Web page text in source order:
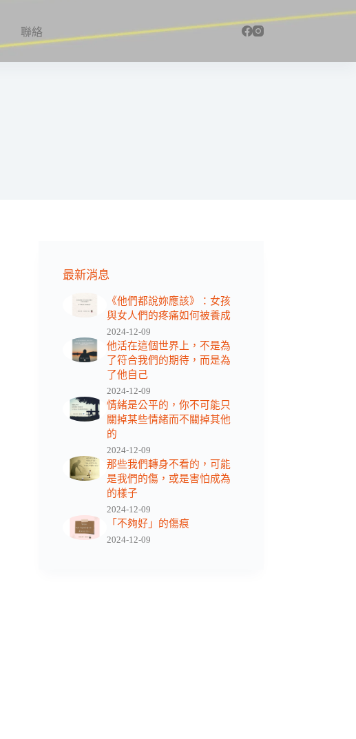
聯絡
最新消息
《他們都說妳應該》：女孩
與女人們的疼痛如何被養成
2024-12-09
他活在這個世界上，不是為
了符合我們的期待，而是為
了他自己
2024-12-09
情緒是公平的，你不可能只
關掉某些情緒而不關掉其他
的
2024-12-09
那些我們轉身不看的，可能
是我們的傷，或是害怕成為
的樣子
2024-12-09
「不夠好」的傷痕
2024-12-09